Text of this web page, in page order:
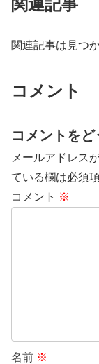
関連記事は見つ
コメント
コメントをど
メールアドレス
ている欄は必須
コメント ※
名前 ※